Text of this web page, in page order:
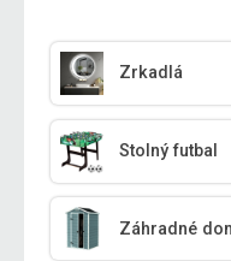
Zrkadlá
Stolný futbal
Záhradné